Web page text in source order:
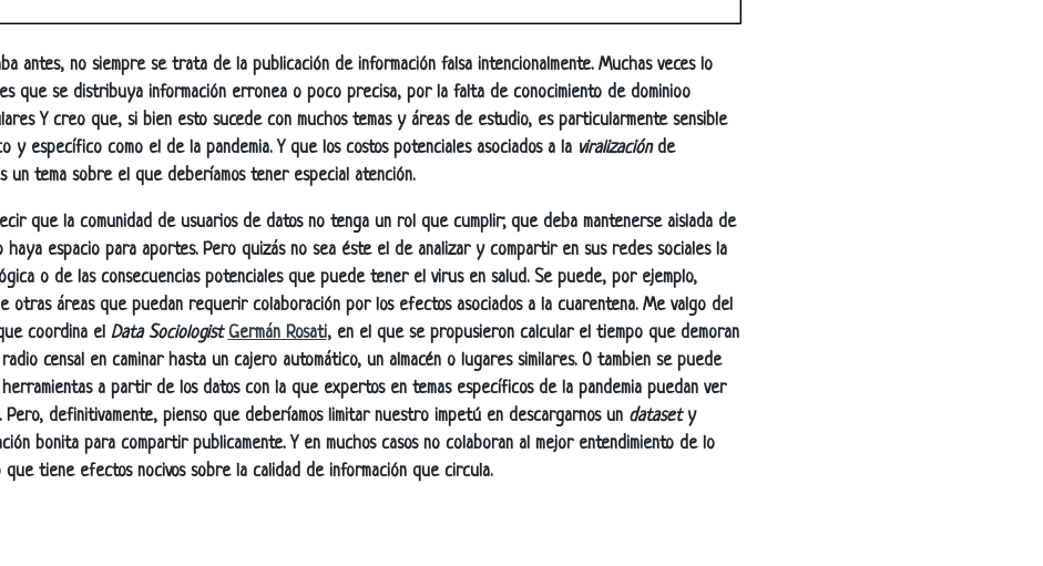
antes, no siempre se trata de la publicación de información falsa intencionalmente. Muchas veces lo
que se distribuya información erronea o poco precisa, por la falta de conocimiento de dominioo
Y creo que, si bien esto sucede con muchos temas y áreas de estudio, es particularmente sensible
y específico como el de la pandemia. Y que los costos potenciales asociados a la viralizaciónde
un tema sobre el que deberíamos tener especial atención.
que la comunidad de usuarios de datos no tenga un rol que cumplir; que deba mantenerse aislada de
haya espacio para aportes. Pero quizás no sea éste el de analizar y compartir en sus redes sociales la
o de las consecuencias potenciales que puede tener el virus en salud. Se puede, por ejemplo,
otras áreas que puedan requerir colaboración por los efectos asociados a la cuarentena. Me valgo del
coordina el Data Sociologist Germán Rosati, en el que se propusieron calcular el tiempo que demoran
censal en caminar hasta un cajero automático, un almacén o lugares similares. O tambien se puede
a partir de los datos con la que expertos en temas específicos de la pandemia puedan ver
Pero, definitivamente, pienso que deberíamos limitar nuestro impetú en descargarnos un datasety
bonita para compartir publicamente. Y en muchos casos no colaboran al mejor entendimiento de lo
que tiene efectos nocivos sobre la calidad de información que circula.